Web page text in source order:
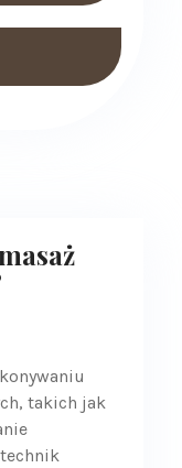
takich jak